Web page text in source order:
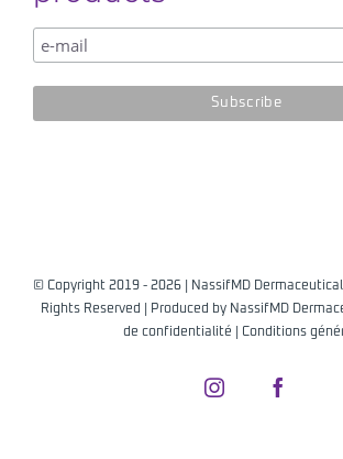
© Copyright 2019 - 2026 | NassifMD
Rights Reserved | Produced by NassifMD
de confidentialité
Conditions
InstagramFacebook